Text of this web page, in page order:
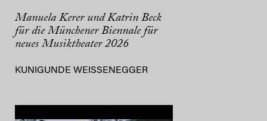
Manuela Kerer und Katrin Beck
für die Münchener Biennale für
neues Musiktheater 2026
KUNIGUNDE WEISSENEGGER